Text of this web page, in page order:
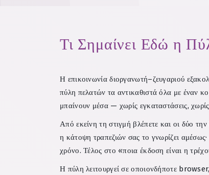
Τι Σημαίνει Εδώ η
Η επικοινωνία διοργανωτή–ζευγαριού
πύλη πελατών τα αντικαθιστά όλα με έναν
μπαίνουν μέσα — χωρίς εγκαταστάσεις,
Από εκείνη τη στιγμή βλέπετε και οι δύο
η κάτοψη τραπεζιών σας το γνωρίζει
χρόνο. Τέλος στο «ποια έκδοση είναι η
Η πύλη λειτουργεί σε οποιονδήποτε